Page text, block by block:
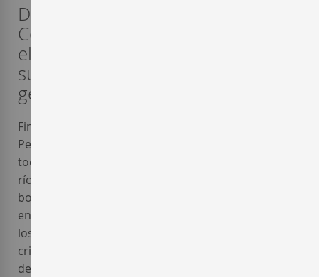
Desde 1838, la bodega Gutiérrez
Colosía se ha mantenido
elaborando tradicionales vinos del
sur de España. Grandes vinos
generosos y dulces.
Finos, Olorosos, Creams, Amontillados,
Pedro Ximénez, Moscatel Soleado, Palo Cortado…
todos acariciados por la penetrante humedad del
río Guadalete, una constante que impregna a la
bodega gaditana
en el carácter de sus vinos madurados por
los sistemas tradicionales en la comarca de
criaderas y soleras. Una humedad idónea para
desarrollar la crianza biológica de los vino finos